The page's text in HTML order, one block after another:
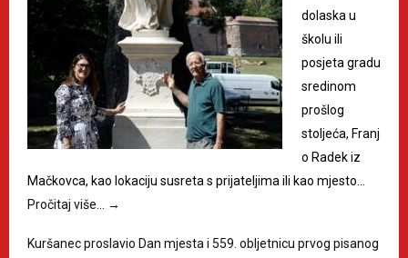
dolaska u
školu ili
posjeta gradu
sredinom
prošlog
stoljeća, Franj
o Radek iz
Mačkovca, kao lokaciju susreta s prijateljima ili kao mjesto…
Pročitaj više…
→
Kuršanec proslavio Dan mjesta i 559. obljetnicu prvog pisanog